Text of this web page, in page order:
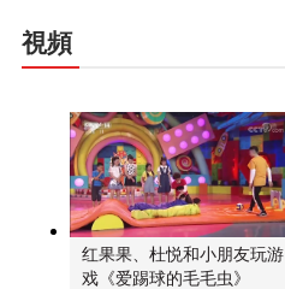
視頻
红果果、杜悦和小朋友玩游
戏《爱踢球的毛毛虫》